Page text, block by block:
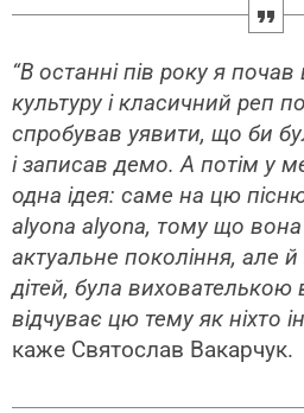
“В останні пів року я почав
культуру і класичний реп
спробував уявити, що би
і записав демо. А потім у
одна ідея: саме на цю
alyona alyona, тому що
актуальне покоління, але
дітей, була вихователькою
відчуває цю тему як ніхто
каже Святослав Вакарчук.